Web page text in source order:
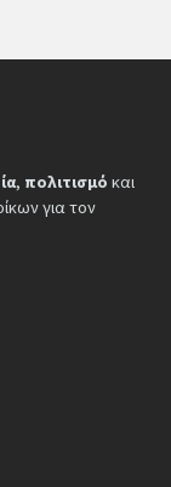
, πολιτισμό και
για τον